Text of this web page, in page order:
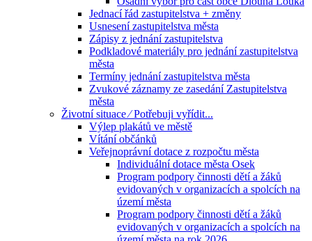
Jednací řád zastupitelstva + změny
Usnesení zastupitelstva města
Zápisy z jednání zastupitelstva
Podkladové materiály pro jednání zastupitelstva
města
Termíny jednání zastupitelstva města
Zvukové záznamy ze zasedání Zastupitelstva
města
Životní situace ⁄ Potřebuji vyřídit...
Výlep plakátů ve městě
Vítání občánků
Veřejnoprávní dotace z rozpočtu města
Individuální dotace města Osek
Program podpory činnosti dětí a žáků
evidovaných v organizacích a spolcích na
území města
Program podpory činnosti dětí a žáků
evidovaných v organizacích a spolcích na